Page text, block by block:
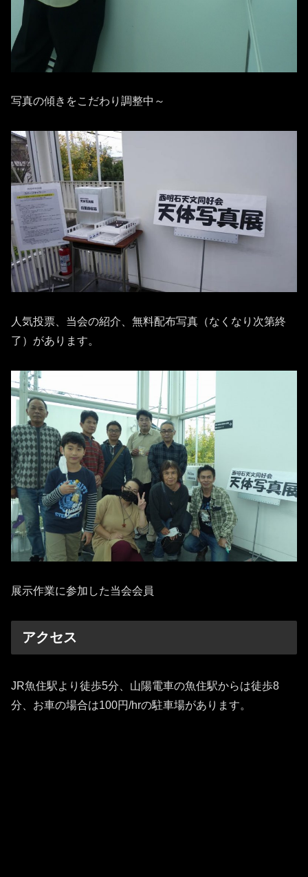
写真の傾きをこだわり調整中～
人気投票、当会の紹介、無料配布写真（なくなり次第終
了）があります。
展示作業に参加した当会会員
アクセス
JR魚住駅より徒歩5分、山陽電車の魚住駅からは徒歩8
分、お車の場合は100円/hrの駐車場があります。